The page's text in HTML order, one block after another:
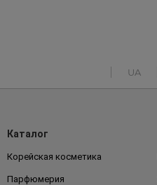
UA
Каталог
Корейская косметика
Парфюмерия